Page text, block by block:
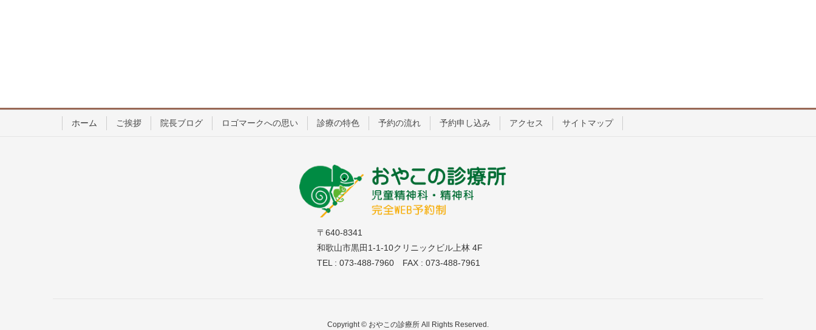
ホーム ご挨拶 院長ブログ ロゴマークへの思い 診療の特色 予約の流れ 予約申し込み アクセス サイトマップ
〒640-8341
和歌山市黒田1-1-10クリニックビル上林 4F
TEL : 073-488-7960 FAX : 073-488-7961
Copyright © おやこの診療所 All Rights Reserved.